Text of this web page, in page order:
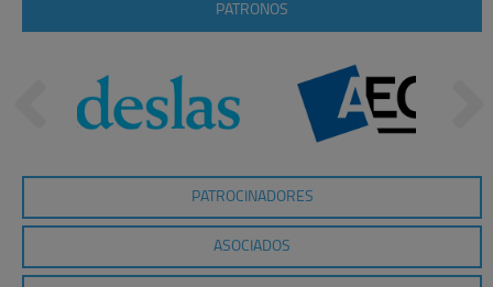
PATRONOS
PATROCINADORES
ASOCIADOS